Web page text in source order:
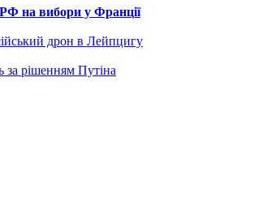
РФ на вибори у Франції
дрон в Лейпцигу
за рішенням Путіна